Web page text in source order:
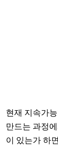
현재 지속가
만드는 과정
이 있는가 하